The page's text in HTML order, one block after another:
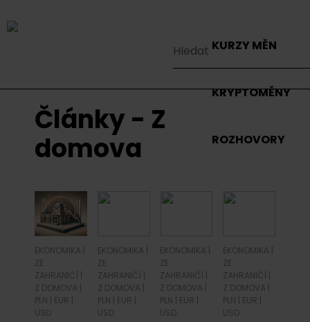
KURZY MĚN
KRYPTOMĚNY
ROZHOVORY
Články - Z
domova
EKONOMIKA
ZE
ZAHRANIČÍ
Z DOMOVA
PLN
EUR
USD
EKONOMIKA
ZE
ZAHRANIČÍ
Z DOMOVA
PLN
EUR
USD
EKONOMIKA
ZE
ZAHRANIČÍ
Z DOMOVA
PLN
EUR
USD
EKONOMIKA
ZE
ZAHRANIČÍ
Z DOMOVA
PLN
EUR
USD